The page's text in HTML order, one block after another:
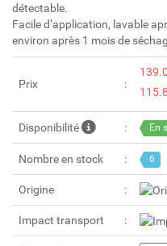
détectable.
Facile d’application, lavable
environ après 1 mois de
Prix
Disponibilité En
Nombre en stock 6
Origine
Impact transport